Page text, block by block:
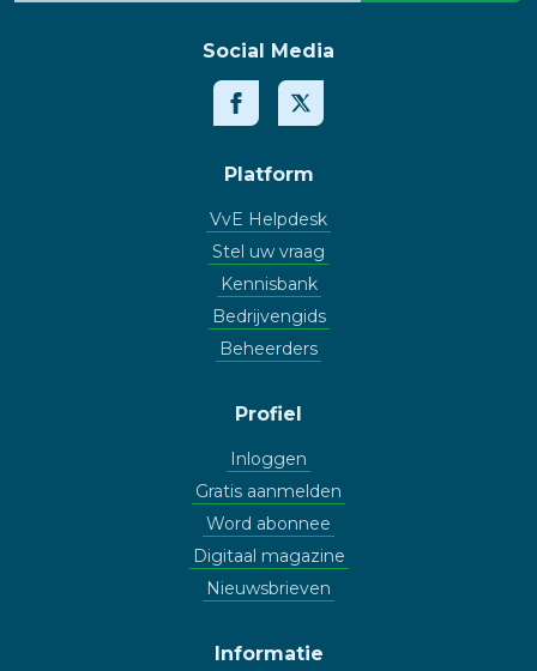
Social Media
Platform
VvE Helpdesk
Stel uw vraag
Kennisbank
Bedrijvengids
Beheerders
Profiel
Inloggen
Gratis aanmelden
Word abonnee
Digitaal magazine
Nieuwsbrieven
Informatie